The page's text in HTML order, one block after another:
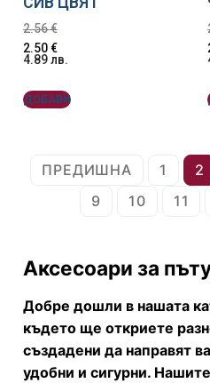
2.56€
2.50€
4.89лв.
ДОБАВИ
ПРЕДИШНА 1 2
9
10 11
Аксесоари за
Добре дошли в нашата
където ще откриете
създадени да направят
удобни и сигурни.